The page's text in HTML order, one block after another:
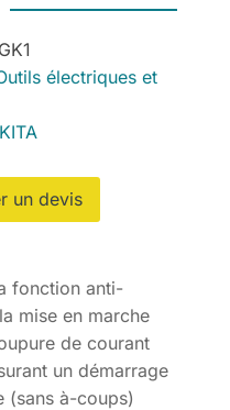
électriques et
un devis
fonction anti-
mise en marche
de courant
un démarrage
(sans à-coups)